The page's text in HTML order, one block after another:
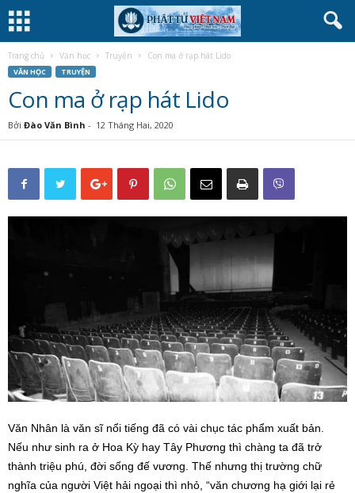
Trang chủ Văn học Truyện Con ma ở rạp hát Lido
VĂN HỌC TRUYỆN
Con ma ở rạp hát Lido
Bởi Đào Văn Bình - 12 Tháng Hai, 2020
Văn Nhân là văn sĩ nổi tiếng đã có vài chục tác phẩm xuất bản.
Nếu như sinh ra ở Hoa Kỳ hay Tây Phương thì chàng ta đã trở
thành triệu phú, đời sống đế vương. Thế nhưng thị trường chữ
nghĩa của người Việt hải ngoại thì nhỏ, “văn chương hạ giới lại rẻ